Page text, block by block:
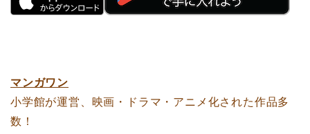
マンガワン
小学館が運営、映画・ドラマ・アニメ化された作品多
数！